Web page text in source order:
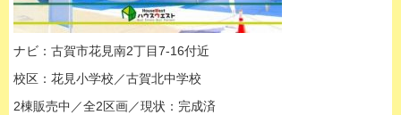
ナビ：古賀市花見南2丁目7-16付近
校区：花見小学校／古賀北中学校
2棟販売中／全2区画／現状：完成済